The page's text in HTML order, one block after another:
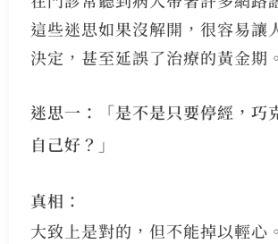
這些迷思如果沒解開，很容易讓
決定，甚至延誤了治療的黃金期。
迷思一：「是不是只要停經，巧
自己好？」
真相：
大致上是對的，但不能掉以輕心